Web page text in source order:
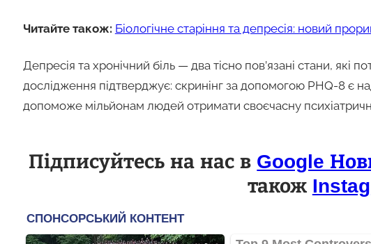
Читайте також: Біологічне старіння та депресія: новий
Депресія та хронічний біль — два тісно пов’язані стани, які
дослідження підтверджує: скринінг за допомогою PHQ-8 є
допоможе мільйонам людей отримати своєчасну
Підписуйтесь на нас в Google
також